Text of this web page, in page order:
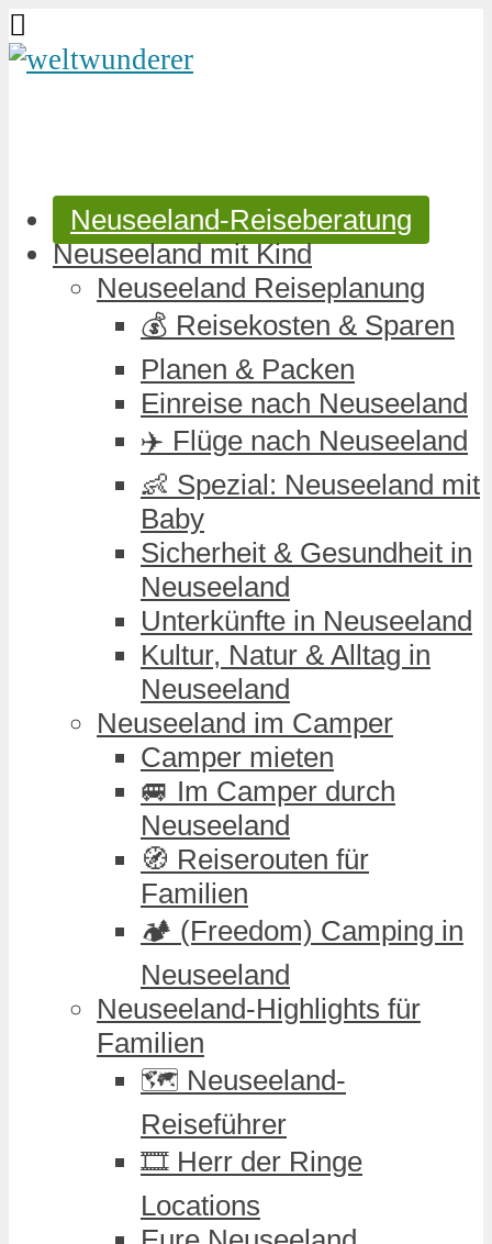
Neuseeland-Reiseberatung
Neuseeland mit Kind
Neuseeland Reiseplanung
💰 Reisekosten & Sparen
Planen & Packen
Einreise nach Neuseeland
✈️ Flüge nach Neuseeland
👶 Spezial: Neuseeland mit
Baby
Sicherheit & Gesundheit in
Neuseeland
Unterkünfte in Neuseeland
Kultur, Natur & Alltag in
Neuseeland
Neuseeland im Camper
Camper mieten
🚐 Im Camper durch
Neuseeland
🧭 Reiserouten für
Familien
🏕️ (Freedom) Camping in
Neuseeland
Neuseeland-Highlights für
Familien
🗺️ Neuseeland-
Reiseführer
🎞️ Herr der Ringe
Locations